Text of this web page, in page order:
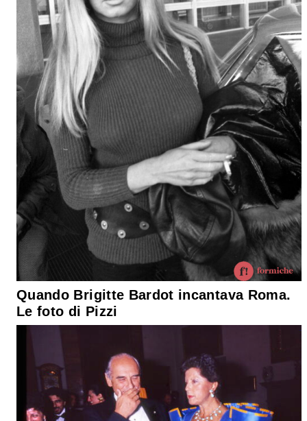
Quando Brigitte Bardot incantava Roma.
Le foto di Pizzi